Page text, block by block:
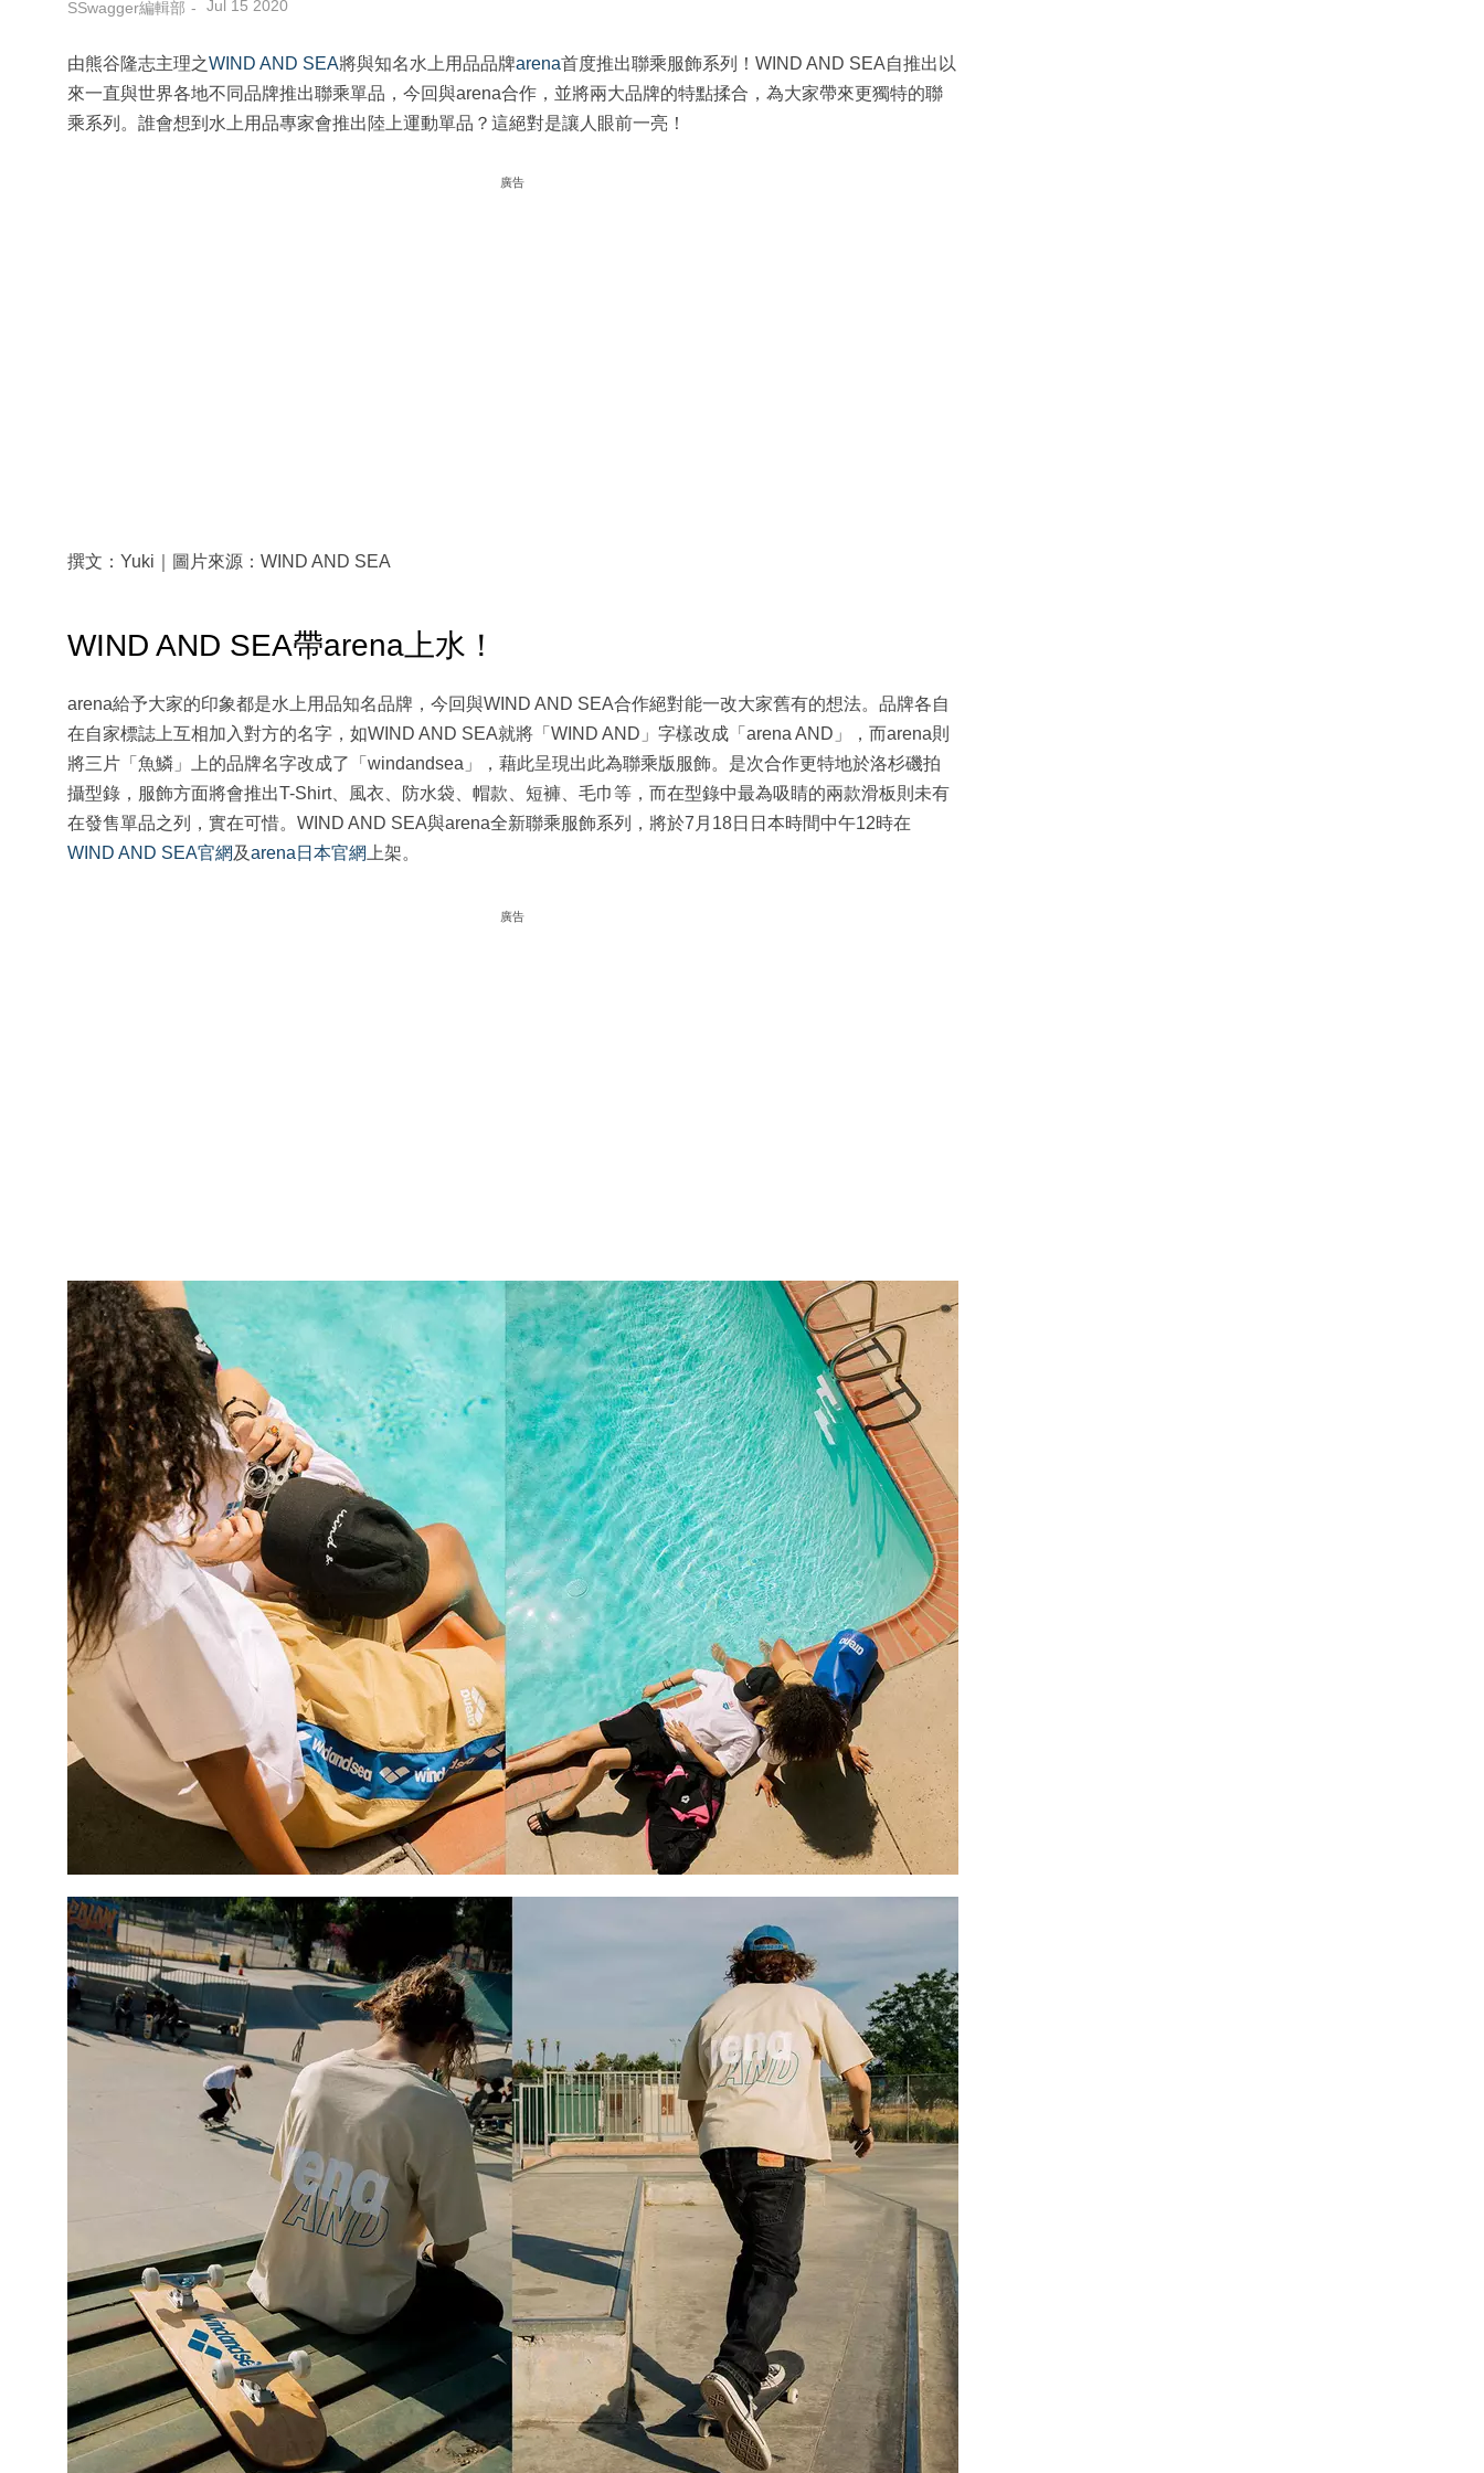
SSwagger編輯部 Jul 15 2020
由熊谷隆志主理之WIND AND SEA將與知名水上用品品牌arena首度推出聯乘服飾系列！WIND AND SEA自推出以
來一直與世界各地不同品牌推出聯乘單品，今回與arena合作，並將兩大品牌的特點揉合，為大家帶來更獨特的聯
乘系列。誰會想到水上用品專家會推出陸上運動單品？這絕對是讓人眼前一亮！
廣告
撰文：Yuki｜圖片來源：WIND AND SEA
WIND AND SEA帶arena上水！
arena給予大家的印象都是水上用品知名品牌，今回與WIND AND SEA合作絕對能一改大家舊有的想法。品牌各自
在自家標誌上互相加入對方的名字，如WIND AND SEA就將「WIND AND」字樣改成「arena AND」，而arena則
將三片「魚鱗」上的品牌名字改成了「windandsea」，藉此呈現出此為聯乘版服飾。是次合作更特地於洛杉磯拍
攝型錄，服飾方面將會推出T-Shirt、風衣、防水袋、帽款、短褲、毛巾等，而在型錄中最為吸睛的兩款滑板則未有
在發售單品之列，實在可惜。WIND AND SEA與arena全新聯乘服飾系列，將於7月18日日本時間中午12時在
WIND AND SEA官網 及arena日本官網 上架。
廣告